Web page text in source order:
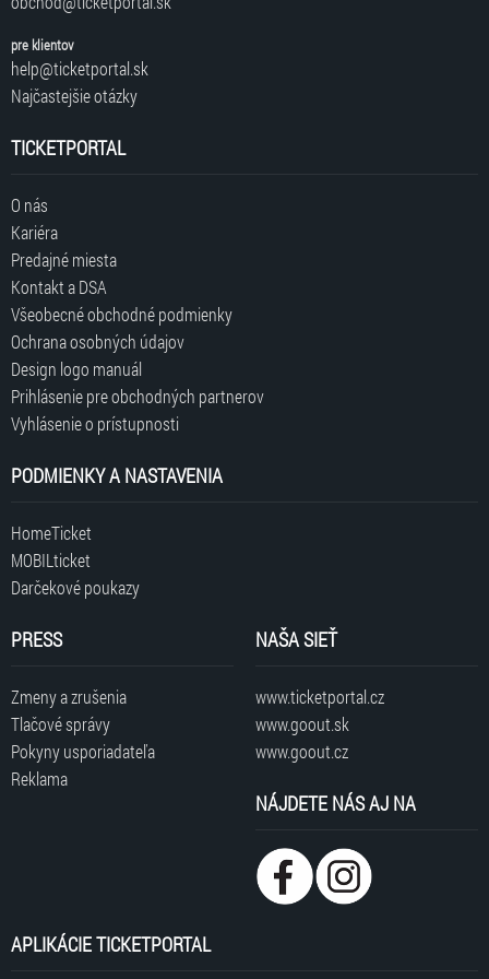
pre klientov
help@ticketportal.sk
Najčastejšie otázky
TICKETPORTAL
O nás
Kariéra
Predajné miesta
Kontakt a DSA
Všeobecné obchodné podmienky
Ochrana osobných údajov
Design logo manuál
Prihlásenie pre obchodných partnerov
Vyhlásenie o prístupnosti
PODMIENKY A NASTAVENIA
HomeTicket
MOBILticket
Darčekové poukazy
PRESS
Zmeny a zrušenia
Tlačové správy
Pokyny usporiadateľa
Reklama
NAŠA SIEŤ
www.ticketportal.cz
www.goout.sk
www.goout.cz
NÁJDETE NÁS AJ NA
APLIKÁCIE TICKETPORTAL